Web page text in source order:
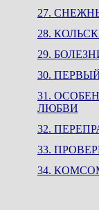
27.
28.
29.
30.
31.
ЛЮБВИ
32.
33.
34.